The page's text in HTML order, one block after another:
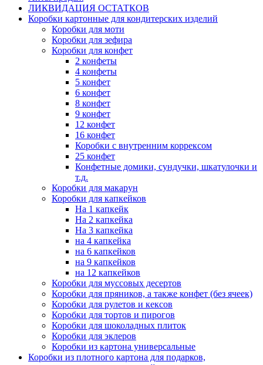
ЛИКВИДАЦИЯ ОСТАТКОВ
Коробки картонные для кондитерских изделий
Коробки для моти
Коробки для зефира
Коробки для конфет
2 конфеты
4 конфеты
5 конфет
6 конфет
8 конфет
9 конфет
12 конфет
16 конфет
Коробки с внутренним коррексом
25 конфет
Конфетные домики, сундучки, шкатулочки и
т.д.
Коробки для макарун
Коробки для капкейков
На 1 капкейк
На 2 капкейка
На 3 капкейка
на 4 капкейка
на 6 капкейков
на 9 капкейков
на 12 капкейков
Коробки для муссовых десертов
Коробки для пряников, а также конфет (без ячеек)
Коробки для рулетов и кексов
Коробки для тортов и пирогов
Коробки для шоколадных плиток
Коробки для эклеров
Коробки из картона универсальные
Коробки из плотного картона для подарков,